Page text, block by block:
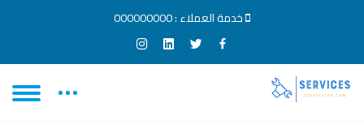
خدمة العملاء :000000000